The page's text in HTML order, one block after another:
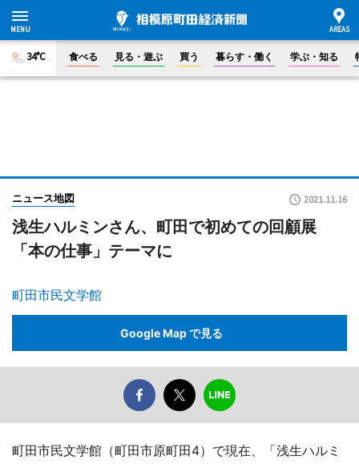
34°C 食べる 見る・遊ぶ 買う 暮らす・働く 学ぶ・知る
ニュース地図 2021.11.16
浅生ハルミンさん、町田で初めての回顧展
「本の仕事」テーマに
町田市民文学館
Google Map で見る
町田市民文学館（町田市原町田4）で現在、「浅生ハルミ